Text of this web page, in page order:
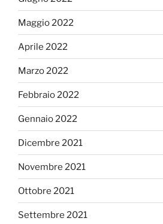
Maggio 2022
Aprile 2022
Marzo 2022
Febbraio 2022
Gennaio 2022
Dicembre 2021
Novembre 2021
Ottobre 2021
Settembre 2021